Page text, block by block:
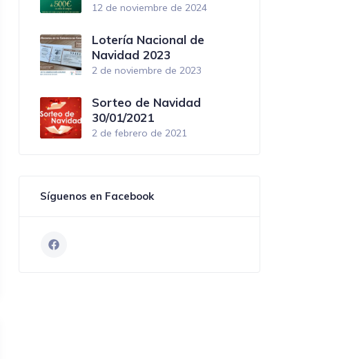
12 de noviembre de 2024
Lotería Nacional de
Navidad 2023
2 de noviembre de 2023
Sorteo de Navidad
30/01/2021
2 de febrero de 2021
Síguenos en Facebook